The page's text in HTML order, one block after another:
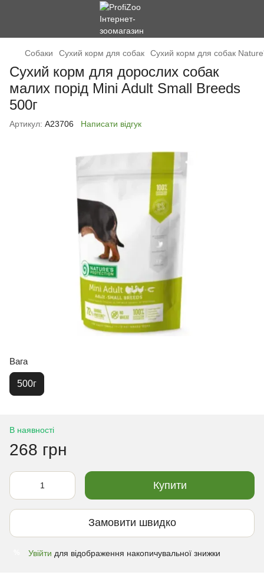
Cобаки Сухий корм для собак Сухий корм для собак
Сухий корм для дорослих собак
малих порід Mini Adult Small Breeds
500г
Артикул: А23706 Написати відгук
Вага
500г
В наявності
268 грн
Купити
Замовити швидко
Увійти для відображення накопичувальної знижки